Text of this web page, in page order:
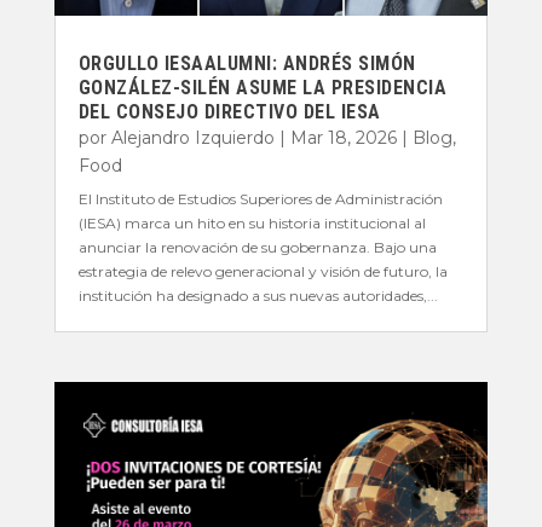
ORGULLO IESAALUMNI: ANDRÉS SIMÓN
GONZÁLEZ-SILÉN ASUME LA PRESIDENCIA
DEL CONSEJO DIRECTIVO DEL IESA
por Alejandro Izquierdo | Mar 18, 2026| Blog,
Food
El Instituto de Estudios Superiores de Administración
(IESA) marca un hito en su historia institucional al
anunciar la renovación de su gobernanza. Bajo una
estrategia de relevo generacional y visión de futuro, la
institución ha designado a sus nuevas autoridades,...